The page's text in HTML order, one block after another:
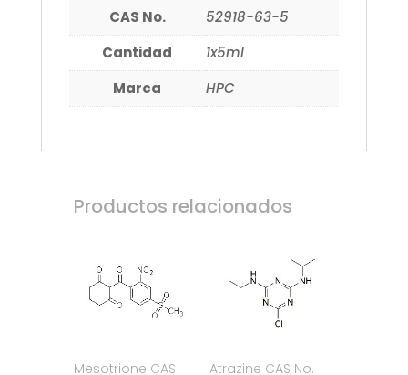
CAS No.
52918-63-5
Cantidad
1x5ml
Marca
HPC
Productos relacionados
Mesotrione CAS Atrazine CAS No.